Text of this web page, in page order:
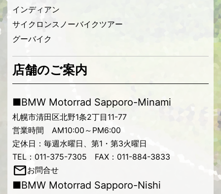
インディアン
サイクロンスノーバイクツアー
グーバイク
店舗のご案内
■BMW Motorrad Sapporo-Minami
札幌市清田区北野1条2丁目11-77
営業時間 AM10:00～PM6:00
定休日：毎週水曜日、第1・第3火曜日
TEL：011-375-7305 FAX：011-884-3833
お問合せ
■BMW Motorrad Sapporo-Nishi